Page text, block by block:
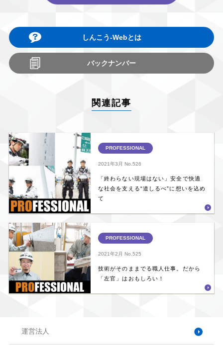
しんこう-Webとは
バックナンバー
関連記事
PROFESSIONAL
2021年3月 No.526
「終わらない現場はない」安全で快適
な社会を支える“道しるべ”に想いを込め
て
PROFESSIONAL
2021年2月 No.525
技術がそのままでる職人仕事。だから
「左官」はおもしろい！
運営法人